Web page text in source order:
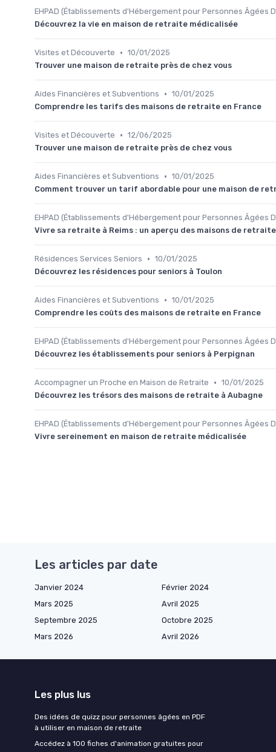
EHPAD (Établissements d'Hébergement pour Personnes Âgées
Découvrez la vie en maison de retraite médicalisée
Visites et Découverte • 10/01/2025
Trouver une maison de retraite près de chez vous
Aides Financières et Subventions • 10/01/2025
Comprendre les tarifs des maisons de retraite en France
Visites et Découverte • 12/06/2025
Trouver une maison de retraite près de chez vous
Aides Financières et Subventions • 10/01/2025
Comment trouver un tarif abordable pour une maison de
EHPAD (Établissements d'Hébergement pour Personnes Âgées
Vivre sa retraite à Reims : un aperçu des maisons de retraite
Résidences Services Seniors • 10/01/2025
Découvrez les résidences pour seniors à Toulon
Aides Financières et Subventions • 10/01/2025
Comprendre les coûts des maisons de retraite en France
EHPAD (Établissements d'Hébergement pour Personnes Âgées
Découvrez les établissements pour seniors à Perpignan
Accompagner un Proche en Maison de Retraite • 10/01/2025
Découvrez les trésors des maisons de retraite à Aubagne
EHPAD (Établissements d'Hébergement pour Personnes Âgées
Vivre sereinement en maison de retraite médicalisée
Les articles par date
Janvier 2024 Février 2024
Mars 2025
Avril 2025
Septembre 2025
Octobre 2025
Mars 2026
Avril 2026
Les plus lus
Des idées de quizz pour personnes âgées en PDF
à utiliser en maison de retraite
Accédez à 100 fiches d'animation gratuites pour